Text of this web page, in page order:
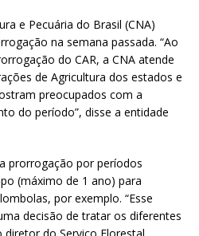
e Pecuária do Brasil (CNA)
na semana passada. “Ao
do CAR, a CNA atende
de Agricultura dos estados e
preocupados com a
do período”, disse a entidade
prorrogação por períodos
(máximo de 1 ano) para
por exemplo. “Esse
decisão de tratar os diferentes